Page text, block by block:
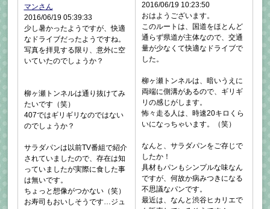
マンさん
2016/06/19 05:39:33
少し暑かったようですが、快適
なドライブだったようですね。
写真を拝見する限り、意外に空
いていたのでしょうか？
柳ヶ瀬トンネルは通り抜けてみ
たいです（笑）
407ではギリギリなのではない
のでしょうか？
サラダパンは以前TV番組で紹介
されていましたので、存在は知
っていましたが実際に食した事
は無いです。
ちょっと想像がつかない（笑）
お寿司もおいしそうです…ジュ
2016/06/19 10:23:50
おはようございます。
このルートは、国道をほとんど
通らず県道が主体なので、交通
量が少なくて快適なドライブで
した。
柳ヶ瀬トンネルは、暗いうえに
両端に側溝があるので、ギリギ
リの感じがします。
怖々走る人は、時速20キロくら
いになっちゃいます。（笑）
なんと、サラダパンをご存じで
したか！
具材もパンもシンプルな味なん
ですが、何故か病みつきになる
不思議なパンです。
最近は、なんと渋谷ヒカリエで